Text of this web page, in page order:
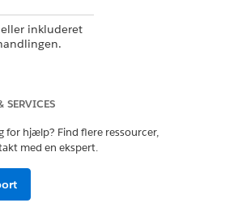
inkluderet
Cloud
SERVICES
for hjælp? Find flere ressourcer,
med en ekspert.